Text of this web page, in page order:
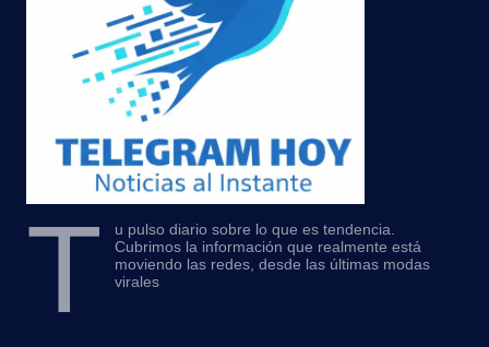
T
u pulso diario sobre lo que es tendencia.
Cubrimos la información que realmente está
moviendo las redes, desde las últimas modas
virales